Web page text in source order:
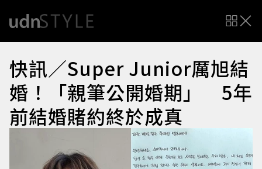
快訊／Super Junior厲旭結
婚！「親筆公開婚期」 5年
前結婚賭約終於成真